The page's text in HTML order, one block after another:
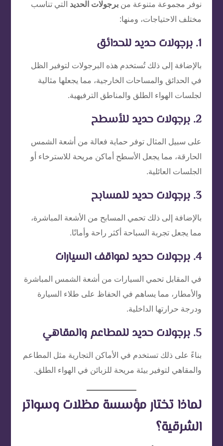
نوفر مجموعة متنوعة من برجولات الحديد التي تناسب
مختلف الاحتياجات، ومنها:
1. برجولات حديد للحدائق
بالإضافة إلى ذلك تُستخدم هذه البرجولات لتوفير الظل
في الحدائق والمساحات الخارجية، مما يجعلها مثالية
لجلسات الهواء الطلق والمناطق الترفيهية.
2. برجولات حديد للأسطح
على سبيل المثال توفر حماية فعالة من أشعة الشمس
الحارقة، مما يجعل الأسطح أماكن مريحة للاسترخاء أو
الجلسات العائلية.
3. برجولات حديد للمسابح
بالإضافة إلى ذلك تحمي المسابح من الأشعة المباشرة،
مما يجعل تجربة السباحة أكثر راحة وأمانًا.
4. برجولات حديد لمواقف السيارات
في المقابل تحمي السيارات من أشعة الشمس المباشرة
والأمطار، مما يساهم في الحفاظ على طلاء السيارة
ودرجة حرارتها الداخلية.
5. برجولات حديد للمطاعم والمقاهي
بناءً على ذلك تستخدم في الأماكن التجارية مثل المطاعم
والمقاهي لتوفير بيئة مريحة للزبائن في الهواء الطلق.
لماذا تختار مؤسسة مظلات وسواتر
الشرقية؟